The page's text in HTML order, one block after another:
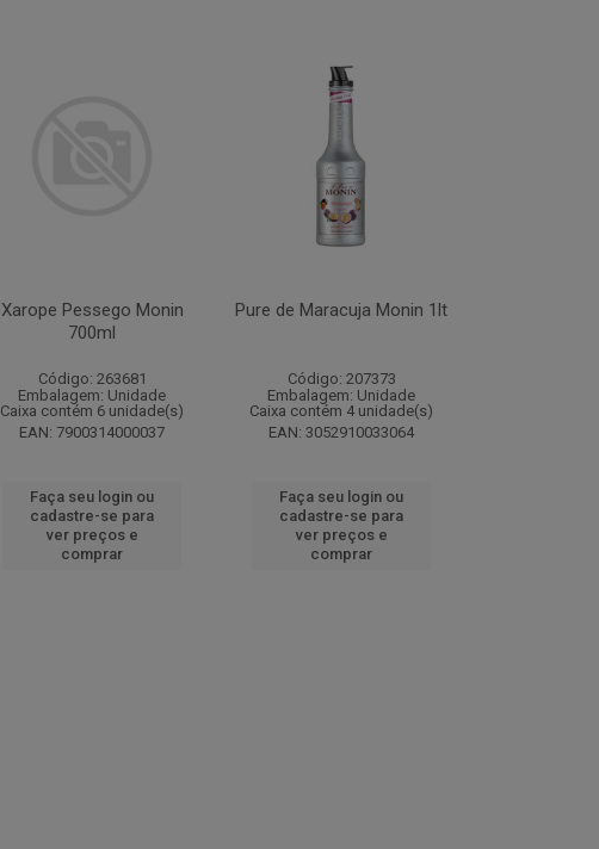
Xarope Pessego Monin
700ml
Código: 263681
Embalagem: Unidade
Caixa contém 6 unidade(s)
EAN: 7900314000037
Faça seu login ou
cadastre-se para
ver preços e
comprar
Pure de Maracuja Monin 1lt
Código: 207373
Embalagem: Unidade
Caixa contém 4 unidade(s)
EAN: 3052910033064
Faça seu login ou
cadastre-se para
ver preços e
comprar